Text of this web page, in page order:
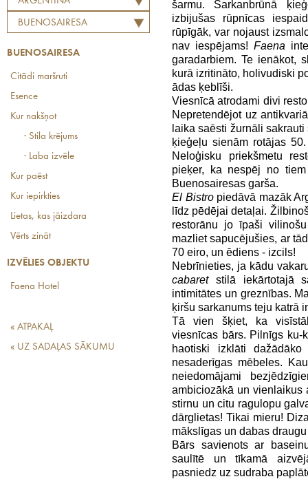
BUENOSAIRESA
BUENOSAIRESA
Citādi maršruti
Esence
Kur nakšņot
· Stila krējums
· Laba izvēle
Kur paēst
Kur iepirkties
Lietas, kas jāizdara
Vērts zināt
IZVĒLIES OBJEKTU
Faena Hotel
« ATPAKAĻ
« UZ SADAĻAS SĀKUMU
šarmu. Sarkanbrūnā
izbijušas rūpnīcas
rūpīgāk, var nojaust
nav iespējams! Faena
garadarbiem. Te ienākot,
kurā izritināto, holivudiski
ādas ķeblīši.
Viesnīcā atrodami divi
Nepretendējot uz
laika saēsti žurnāli
ķieģeļu sienām rotājas
Neloģisku priekšmetu
pieķer, ka nespēj no
Buenosairesas garša.
El Bistropiedāvā mazāk
līdz pēdējai detaļai.
restorānu jo īpaši
mazliet sapucējušies, ar
70 eiro, un ēdiens - izcils!
Nebrīnieties, ja kādu
cabaretstilā iekārtotajā
intimitātes un greznības.
ķiršu sarkanums teju katrā
Tā vien šķiet, ka
viesnīcas bārs. Pilnīgs ku-
haotiski izklāti
nesaderīgas mēbeles.
neiedomājami
ambiciozākā un vienlaikus
stirnu un citu ragulopu
dārglietas! Tikai mieru!
mākslīgas un dabas
Bārs savienots ar
saulītē un tīkamā
pasniedz uz sudraba